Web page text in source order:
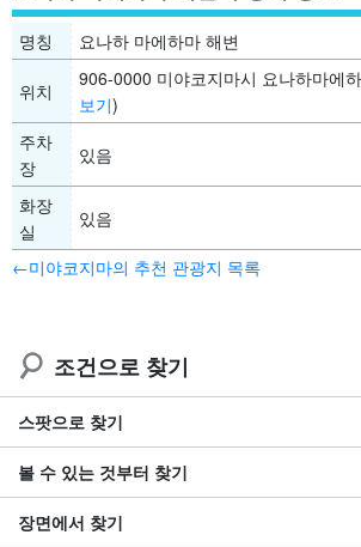
명칭 요나하 마에하마 해변
위치
906-0000 미야코지마시 요나하마에
보기)
주차
장
있음
화장
실
있음
←미야코지마의 추천 관광지 목록
조건으로 찾기
스팟으로 찾기
볼 수 있는 것부터 찾기
장면에서 찾기